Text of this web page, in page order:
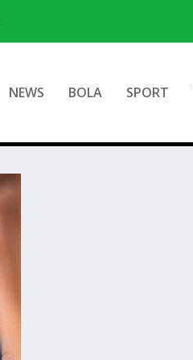
NEWS BOLA SPORT